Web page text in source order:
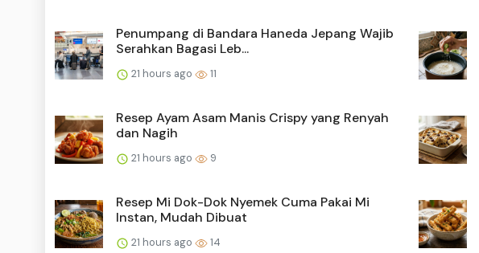
Penumpang di Bandara Haneda Jepang Wajib
Serahkan Bagasi Leb...
21 hours ago 11
Resep Ayam Asam Manis Crispy yang Renyah
dan Nagih
21 hours ago 9
Resep Mi Dok-Dok Nyemek Cuma Pakai Mi
Instan, Mudah Dibuat
21 hours ago 14